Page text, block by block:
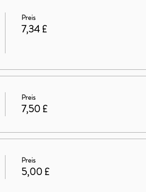
Preis
7,34 £
Preis
7,50 £
Preis
5,00 £